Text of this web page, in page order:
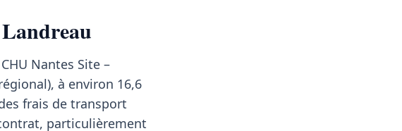
Nantes Site –
à environ 16,6
frais de transport
particulièrement